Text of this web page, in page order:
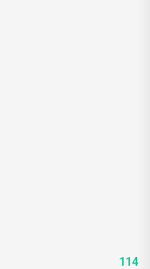
114